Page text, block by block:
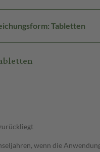
Tabletten
wenn die